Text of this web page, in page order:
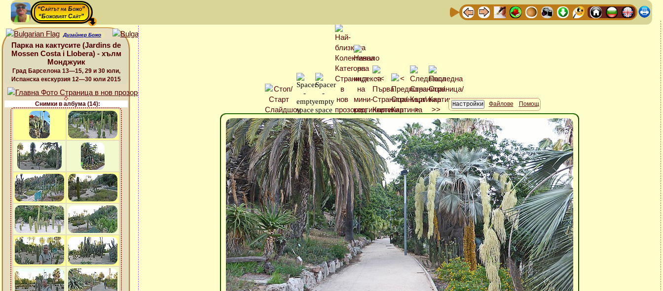
“Сайтът на Божо”
“Божовият Сайт”
Дизайнер Божо
Парка на кактусите (Jardins de
Mossen Costa i Llobera) - хълм
Монджуик
Град Барселона 13—15, 29 и 30 юли,
Испанска екскурзия 12—30 юли 2015
Снимки в албума (14): Файлове Помощ